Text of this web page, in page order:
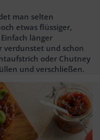
man selten
etwas flüssiger,
länger
verdunstet und schon
oder Chutney
und verschließen.